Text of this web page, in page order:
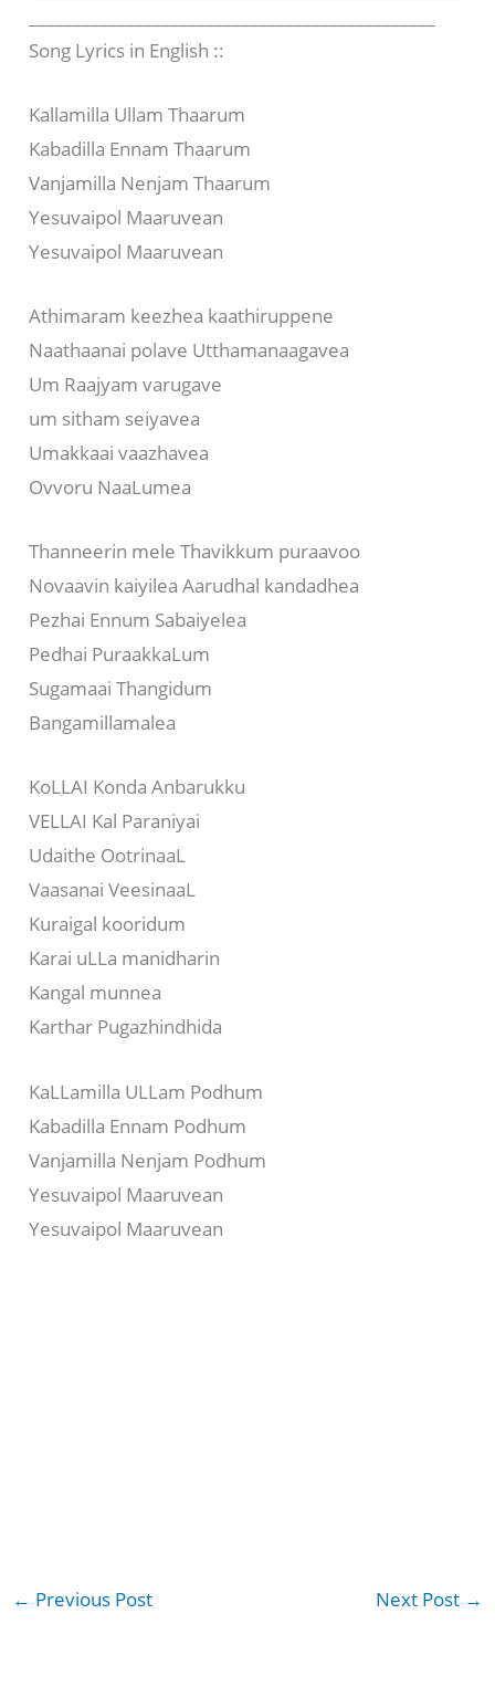
Song Lyrics in English ::
Kallamilla Ullam Thaarum
Kabadilla Ennam Thaarum
Vanjamilla Nenjam Thaarum
Yesuvaipol Maaruvean
Yesuvaipol Maaruvean
Athimaram keezhea kaathiruppene
Naathaanai polave Utthamanaagavea
Um Raajyam varugave
um sitham seiyavea
Umakkaai vaazhavea
Ovvoru NaaLumea
Thanneerin mele Thavikkum puraavoo
Novaavin kaiyilea Aarudhal kandadhea
Pezhai Ennum Sabaiyelea
Pedhai PuraakkaLum
Sugamaai Thangidum
Bangamillamalea
KoLLAI Konda Anbarukku
VELLAI Kal Paraniyai
Udaithe OotrinaaL
Vaasanai VeesinaaL
Kuraigal kooridum
Karai uLLa manidharin
Kangal munnea
Karthar Pugazhindhida
KaLLamilla ULLam Podhum
Kabadilla Ennam Podhum
Vanjamilla Nenjam Podhum
Yesuvaipol Maaruvean
Yesuvaipol Maaruvean
← Previous Post Next Post →